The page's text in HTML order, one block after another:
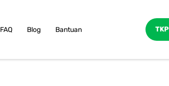
FAQ Blog Bantuan TKP